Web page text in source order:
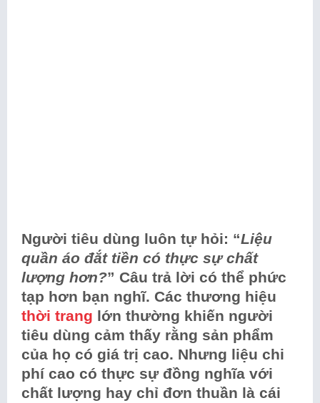
Người tiêu dùng luôn tự hỏi: “Liệu
quần áo đắt tiền có thực sự chất
lượng hơn?” Câu trả lời có thể phức
tạp hơn bạn nghĩ. Các thương hiệu
thời trang lớn thường khiến người
tiêu dùng cảm thấy rằng sản phẩm
của họ có giá trị cao. Nhưng liệu chi
phí cao có thực sự đồng nghĩa với
chất lượng hay chỉ đơn thuần là cái